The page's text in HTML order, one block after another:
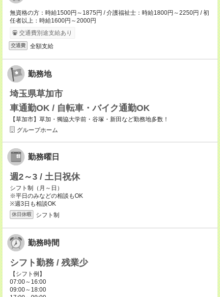
無資格の方：時給1500円～1875円 / 介護福祉士：時給1800円～2250円 / 初
任者以上：時給1600円～2000円
交通費別途支給あり
交通費 全額支給
勤務地
埼玉県草加市
車通勤OK / 自転車・バイク通勤OK
【草加市】草加・獨協大学前・谷塚・新田など勤務地多数！
グループホーム
勤務曜日
週2～3 / 土日祝休
シフト制（月～日）
※平日のみなどの相談もOK
※週3日も相談OK
休日休暇 シフト制
勤務時間
シフト勤務 / 残業少
【シフト例】
07:00～16:00
09:00～18:00